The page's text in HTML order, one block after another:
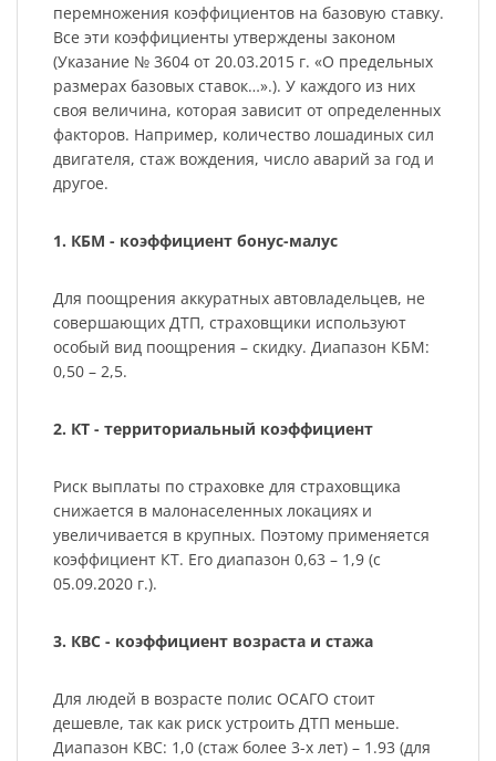
перемножения коэффициентов на базовую ставку.
Все эти коэффициенты утверждены законом
(Указание № 3604 от 20.03.2015 г. «О предельных
размерах базовых ставок…».). У каждого из них
своя величина, которая зависит от определенных
факторов. Например, количество лошадиных сил
двигателя, стаж вождения, число аварий за год и
другое.
1. КБМ - коэффициент бонус-малус
Для поощрения аккуратных автовладельцев, не
совершающих ДТП, страховщики используют
особый вид поощрения – скидку. Диапазон КБМ:
0,50 – 2,5.
2. КТ - территориальный коэффициент
Риск выплаты по страховке для страховщика
снижается в малонаселенных локациях и
увеличивается в крупных. Поэтому применяется
коэффициент КТ. Его диапазон 0,63 – 1,9 (с
05.09.2020 г.).
3. КВС - коэффициент возраста и стажа
Для людей в возрасте полис ОСАГО стоит
дешевле, так как риск устроить ДТП меньше.
Диапазон КВС: 1,0 (стаж более 3-х лет) – 1.93 (для